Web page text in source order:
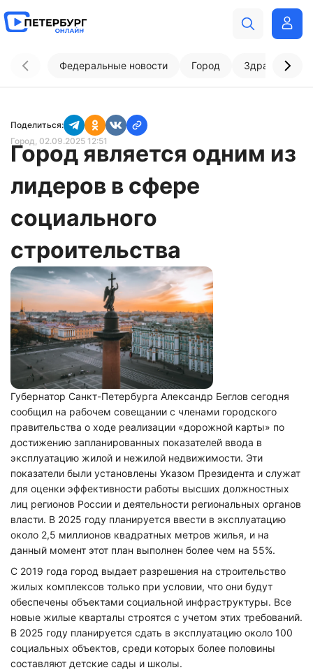
Федеральные новости Город
Поделиться:
Город, 02.09.2025 12:51
Город является одним из
лидеров в сфере
социального
строительства
Губернатор Санкт-Петербурга Александр Беглов сегодня
сообщил на рабочем совещании с членами городского
правительства о ходе реализации «дорожной карты» по
достижению запланированных показателей ввода в
эксплуатацию жилой и нежилой недвижимости. Эти
показатели были установлены Указом Президента и служат
для оценки эффективности работы высших должностных
лиц регионов России и деятельности региональных органов
власти. В 2025 году планируется ввести в эксплуатацию
около 2,5 миллионов квадратных метров жилья, и на
данный момент этот план выполнен более чем на 55%.
С 2019 года город выдает разрешения на строительство
жилых комплексов только при условии, что они будут
обеспечены объектами социальной инфраструктуры. Все
новые жилые кварталы строятся с учетом этих требований.
В 2025 году планируется сдать в эксплуатацию около 100
социальных объектов, среди которых более половины
составляют детские сады и школы.